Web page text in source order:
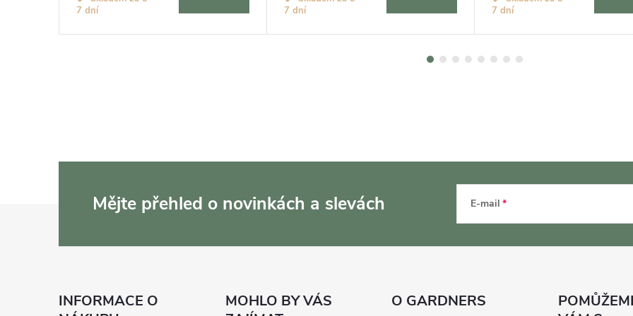
7 dní
7 dní
7 dní
Mějte přehled o novinkách a slevách E-mail
INFORMACE O
MOHLO BY VÁS
O GARDNERS